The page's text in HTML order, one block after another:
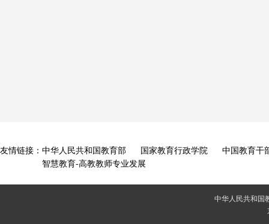
友情链接： 中华人民共和国教育部 国家教育行政学院
中国教育干
智慧教育-高教教师专业发展
中华人民共和国